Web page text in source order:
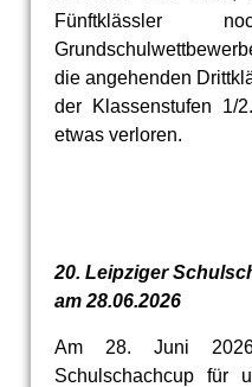
Fünftklässler
die angehenden
der Klassenstufen 1/
etwas verloren.
20. Leipziger
am 28.06.2026
Am 28. Juni
Schulschachcup für